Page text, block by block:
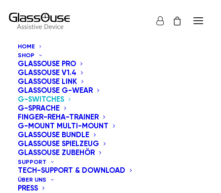
HOME
SHOP
GLASSOUSE PRO
GLASSOUSE V1.4
GLASSOUSE LINK
GLASSOUSE G-WEAR
G-SWITCHES
G-SPRACHE
FINGER-REHA-TRAINER
G-MOUNT MULTI-MOUNT
GLASSOUSE BUNDLE
GLASSOUSE SPIELZEUG
GLASSOUSE ZUBEHÖR
SUPPORT
TECH-SUPPORT & DOWNLOAD
ÜBER UNS
PRESS